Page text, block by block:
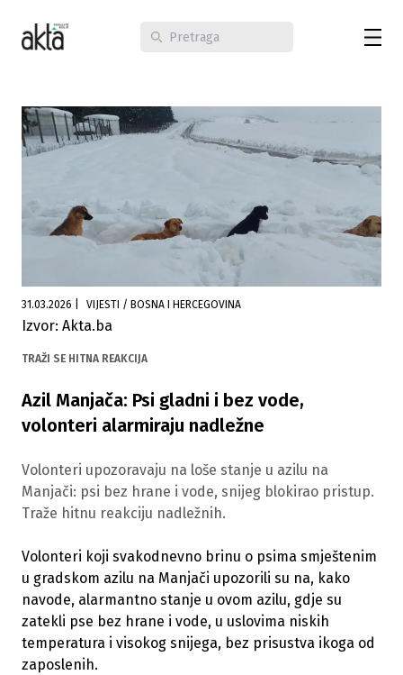
31.03.2026 VIJESTI / BOSNA I HERCEGOVINA
Izvor: Akta.ba
TRAŽI SE HITNA REAKCIJA
Azil Manjača: Psi gladni i bez vode,
volonteri alarmiraju nadležne
Volonteri upozoravaju na loše stanje u azilu na
Manjači: psi bez hrane i vode, snijeg blokirao pristup.
Traže hitnu reakciju nadležnih.
Volonteri koji svakodnevno brinu o psima smještenim
u gradskom azilu na Manjači upozorili su na, kako
navode, alarmantno stanje u ovom azilu, gdje su
zatekli pse bez hrane i vode, u uslovima niskih
temperatura i visokog snijega, bez prisustva ikoga od
zaposlenih.